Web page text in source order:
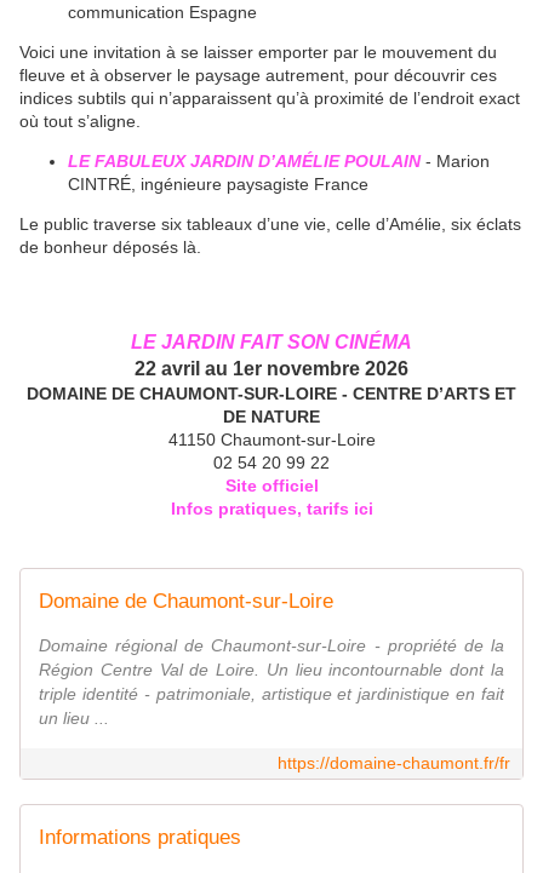
communication Espagne
Voici une invitation à se laisser emporter par le mouvement du
fleuve et à observer le paysage autrement, pour découvrir ces
indices subtils qui n’apparaissent qu’à proximité de l’endroit exact
où tout s’aligne.
LE FABULEUX JARDIN D’AMÉLIE POULAIN- Marion
CINTRÉ, ingénieure paysagiste France
Le public traverse six tableaux d’une vie, celle d’Amélie, six éclats
de bonheur déposés là.
LE JARDIN FAIT SON CINÉMA
22 avril au 1er novembre 2026
DOMAINE DE CHAUMONT-SUR-LOIRE - CENTRE D’ARTS ET
DE NATURE
41150 Chaumont-sur-Loire
02 54 20 99 22
Site officiel
Infos pratiques, tarifs ici
Domaine de Chaumont-sur-Loire
Domaine régional de Chaumont-sur-Loire - propriété de la
Région Centre Val de Loire. Un lieu incontournable dont la
triple identité - patrimoniale, artistique et jardinistique en fait
un lieu ...
https://domaine-chaumont.fr/fr
Informations pratiques